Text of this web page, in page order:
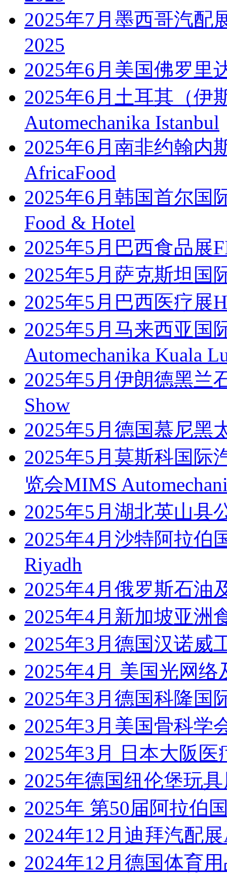
2025年7月墨西哥汽配
2025
2025年6月美国佛罗里
2025年6月土耳其（伊
Automechanika Istanbul
2025年6月南非约翰内
AfricaFood
2025年6月韩国首尔国
Food & Hotel
2025年5月巴西食品展
2025年5月萨克斯坦国
2025年5月巴西医疗展
2025年5月马来西亚国
Automechanika Kuala
2025年5月伊朗德黑兰
Show
2025年5月德国慕尼黑
2025年5月莫斯科国际
览会MIMS
2025年5月湖北英山县
2025年4月沙特阿拉伯
Riyadh
2025年4月俄罗斯石油
2025年4月新加坡亚洲
2025年3月德国汉诺威
2025年4月 美国光网
2025年3月德国科隆国
2025年3月美国骨科学
2025年3月 日本大阪医
2025年德国纽伦堡玩具
2025年 第50届阿拉伯
2024年12月迪拜汽配展
2024年12月德国体育